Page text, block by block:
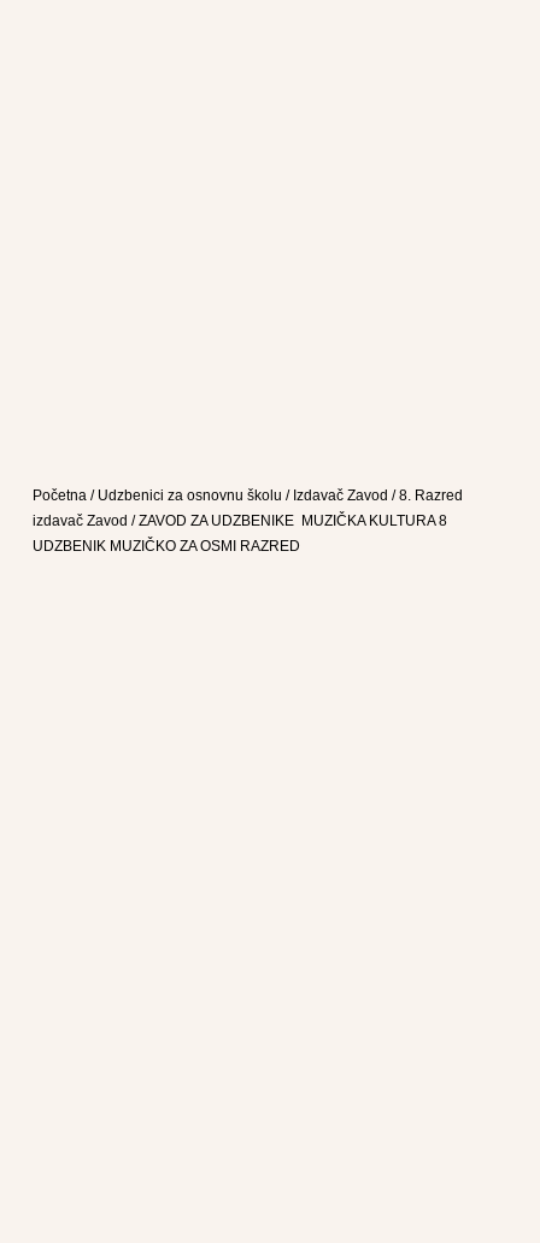
Početna/ Udzbenici za osnovnu školu / Izdavač Zavod /8. Razred
izdavač Zavod / ZAVOD ZA UDZBENIKE MUZIČKA KULTURA 8
UDZBENIK MUZIČKO ZA OSMI RAZRED